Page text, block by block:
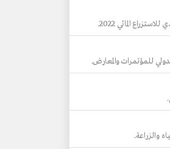
المائي 2022.
للمؤتمرات والمعارض.
والزراعة.